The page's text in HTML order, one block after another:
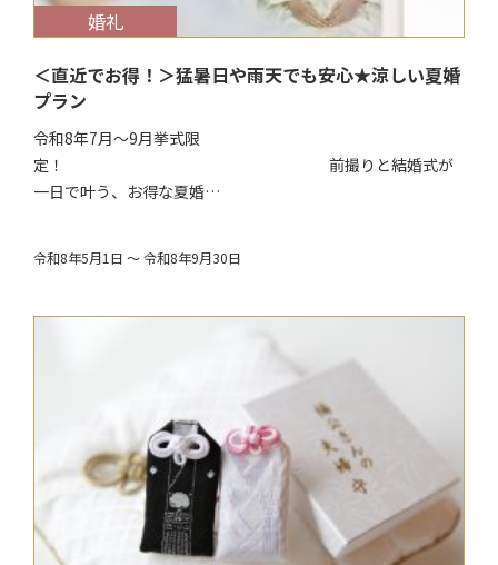
$target_date
婚礼
＜直近でお得！＞猛暑日や雨天でも安心★涼しい夏婚
プラン
令和8年7月～9月挙式限
定！ 前撮りと結婚式が
一日で叶う、お得な夏婚…
令和8年5月1日 ～ 令和8年9月30日